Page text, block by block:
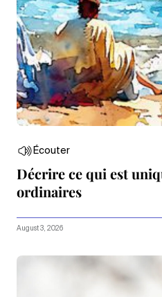
Écouter
Décrire ce qui est
ordinaires
August 3, 2026